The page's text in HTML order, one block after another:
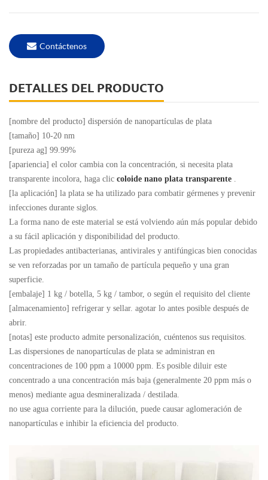
Contáctenos
DETALLES DEL PRODUCTO
[nombre del producto] dispersión de nanopartículas de plata
[tamaño] 10-20 nm
[pureza ag] 99.99%
[apariencia] el color cambia con la concentración, si necesita plata
transparente incolora, haga clic coloide nano plata transparente
[la aplicación] la plata se ha utilizado para combatir gérmenes y prevenir
infecciones durante siglos.
La forma nano de este material se está volviendo aún más popular debido
a su fácil aplicación y disponibilidad del producto.
Las propiedades antibacterianas, antivirales y antifúngicas bien conocidas
se ven reforzadas por un tamaño de partícula pequeño y una gran
superficie.
[embalaje] 1 kg / botella, 5 kg / tambor, o según el requisito del cliente
[almacenamiento] refrigerar y sellar. agotar lo antes posible después de
abrir.
[notas] este producto admite personalización, cuéntenos sus requisitos.
Las dispersiones de nanopartículas de plata se administran en
concentraciones de 100 ppm a 10000 ppm. Es posible diluir este
concentrado a una concentración más baja (generalmente 20 ppm más o
menos) mediante agua desmineralizada / destilada.
no use agua corriente para la dilución, puede causar aglomeración de
nanopartículas e inhibir la eficiencia del producto.